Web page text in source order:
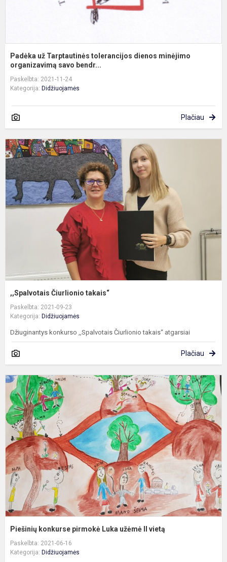
Padėka už Tarptautinės tolerancijos dienos minėjimo
organizavimą savo bendr...
Paskelbta: 2021-11-24
Kategorija: Didžiuojamės
Plačiau
,,Spalvotais Čiurlionio takais“
Paskelbta: 2021-09-23
Kategorija: Didžiuojamės
Džiuginantys konkurso ,,Spalvotais Čiurlionio takais“ atgarsiai
Plačiau
Piešinių konkurse pirmokė Luka užėmė II vietą
Paskelbta: 2021-06-16
Kategorija: Didžiuojamės